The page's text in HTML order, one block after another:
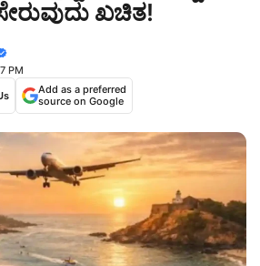
ಖಚಿತ!
PM
Add as a preferred
source on Google